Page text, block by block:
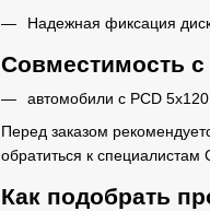
Надежная фиксация
Совместимость
автомобили с PCD
Перед заказом
обратиться к специалистам
Как подобрать